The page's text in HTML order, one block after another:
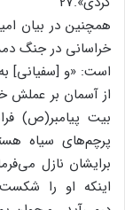
همچنین در بیان
خراسانی در جنگ
است: «و [سفیانی]
از آسمان بر عملش
بیت پیامبر(ص)
پرچم‌های سیاه
برایشان نازل
اینکه او را